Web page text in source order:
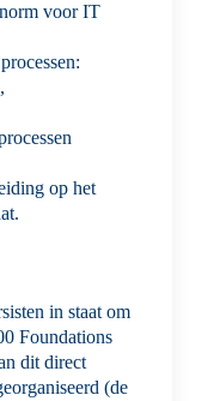
voor IT
op het
in staat om
Foundations
dit direct
(de